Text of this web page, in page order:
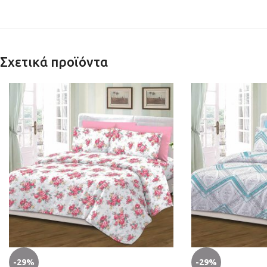
Σχετικά προϊόντα
-29% -29%